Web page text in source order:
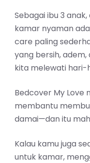
Sebagai ibu 3
kamar nyaman
care paling
yang bersih,
kita melewati hari-
Bedcover My Love
membantu
damai—dan itu
Kalau kamu juga
untuk kamar,